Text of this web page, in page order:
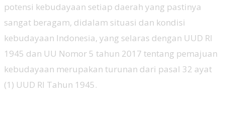
potensi kebudayaan setiap daerah yang pastinya
sangat beragam, didalam situasi dan kondisi
kebudayaan Indonesia, yang selaras dengan UUD RI
1945 dan UU Nomor 5 tahun 2017 tentang pemajuan
kebudayaan merupakan turunan dari pasal 32 ayat
(1) UUD RI Tahun 1945.